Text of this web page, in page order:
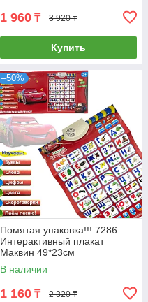
1 960 ₸ 3 920 ₸
Купить
–50%
Помятая упаковка!!! 7286
Интерактивный плакат
Маквин 49*23см
В наличии
1 160 ₸ 2 320 ₸